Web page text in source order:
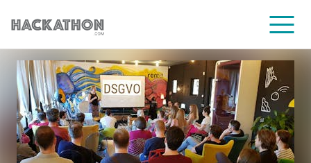
CORPORATE SERVICES